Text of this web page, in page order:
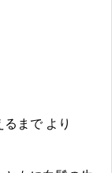
るまでより